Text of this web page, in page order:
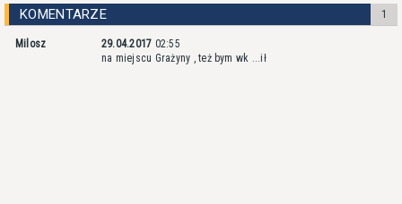
KOMENTARZE 1
Milosz 29.04.2017 02:55
na miejscu Grażyny , też bym wk ...ił